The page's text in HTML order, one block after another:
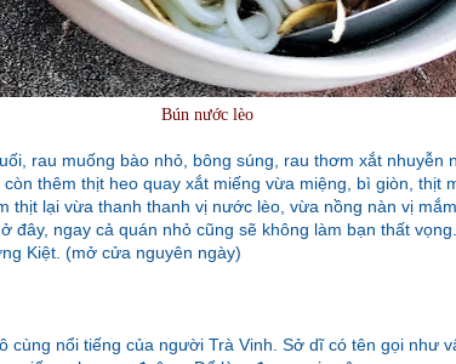
Bún nước lèo
rau muống bào nhỏ, bông súng, rau thơm xắt nhuyễn
thêm thịt heo quay xắt miếng vừa miệng, bì giòn, thịt
thịt lại vừa thanh thanh vị nước lèo, vừa nồng nàn vị
đây, ngay cả quán nhỏ cũng sẽ không làm bạn thất
Kiệt. (mở cửa nguyên ngày)
cùng nổi tiếng của người Trà Vinh. Sở dĩ có tên gọi như